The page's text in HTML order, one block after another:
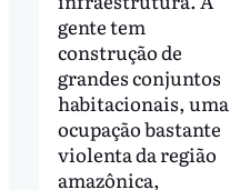
gente tem
construção de
grandes conjuntos
habitacionais, uma
ocupação bastante
violenta da região
amazônica,